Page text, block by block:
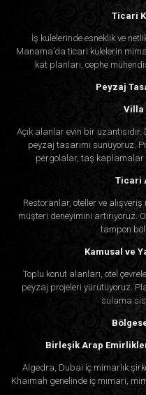
Ticari
İş kulelerinde esneklik ve
Manama’da ticari kulelerin
kat planları, cephe
Peyzaj
Villa
Açık alanlar evin bir
peyzaj tasarımı sunuyoruz.
pergolalar, taş kaplamalar
Ticari
Restoranlar, oteller ve
müşteri deneyimini artırıyoruz.
tampon
Kamusal ve
Toplu konut alanları, otel
peyzaj projeleri yürütüyoruz.
sulama
Birleşik Arap
Algedra, Dubai iç mimarlık
Khaimah genelinde iç mimari,